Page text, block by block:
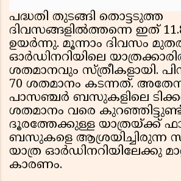
പദ്ധതി തുടങ്ങി തൊട്ടടുത്ത
ദിവസങ്ങളിൽത്തന്നെ ഇത്
ഉയർന്നു. മൂന്നാം ദിവസം
ഓർഡിനറിയിലെ
ശതമാനവും സ്ത്രീകളായി.
70 ശതമാനം കടന്നത്.
പാസഞ്ചർ ബസുകളിലെ
ശതമാനം വരെ
ദൂരത്തേക്കുള്ള യാത്രയ്ക്ക്
ബസുകളെ ആശ്രയിച്ചിരുന്ന
യാത്ര ഓർഡിനറിയിലേക്കു
കാരണം.